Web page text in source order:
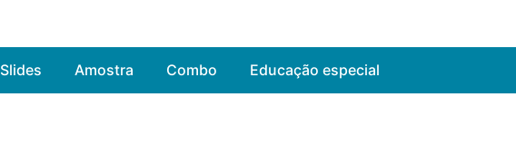
Slides Amostra Combo
Educação especial